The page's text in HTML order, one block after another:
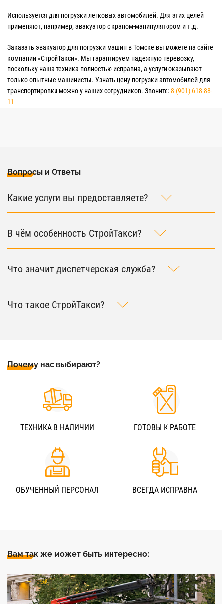
Используется для погрузки легковых автомобилей. Для этих целей
применяют, например, эвакуатор с краном-манипулятором и т.д.
Заказать эвакуатор для погрузки машин в Томске вы можете на сайте
компании «СтройТакси». Мы гарантируем надежную перевозку,
поскольку наша техника полностью исправна, а услуги оказывают
только опытные машинисты. Узнать цену погрузки автомобилей для
транспортировки можно у наших сотрудников. Звоните:8 (901) 618-88-
11
Вопросы и Ответы
Какие услуги вы предоставляете?
В чём особенность СтройТакси?
Что значит диспетчерская служба?
Что такое СтройТакси?
Почему нас выбирают?
ТЕХНИКА В НАЛИЧИИ ГОТОВЫ К РАБОТЕ
ОБУЧЕННЫЙ ПЕРСОНАЛ ВСЕГДА ИСПРАВНА
Вам так же может быть интересно: